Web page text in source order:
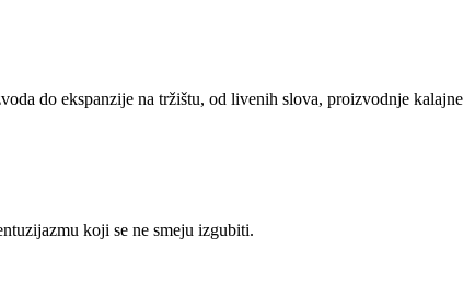
do ekspanzije na tržištu, od livenih slova, proizvodnje kalajne
koji se ne smeju izgubiti.